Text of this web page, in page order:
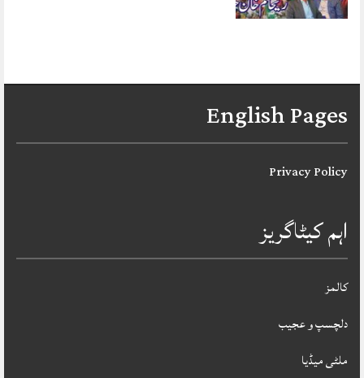
English Pages
Privacy Policy
اہم کیٹاگریز
کالمز
دلچسپ و عجیب
ملٹی میڈیا